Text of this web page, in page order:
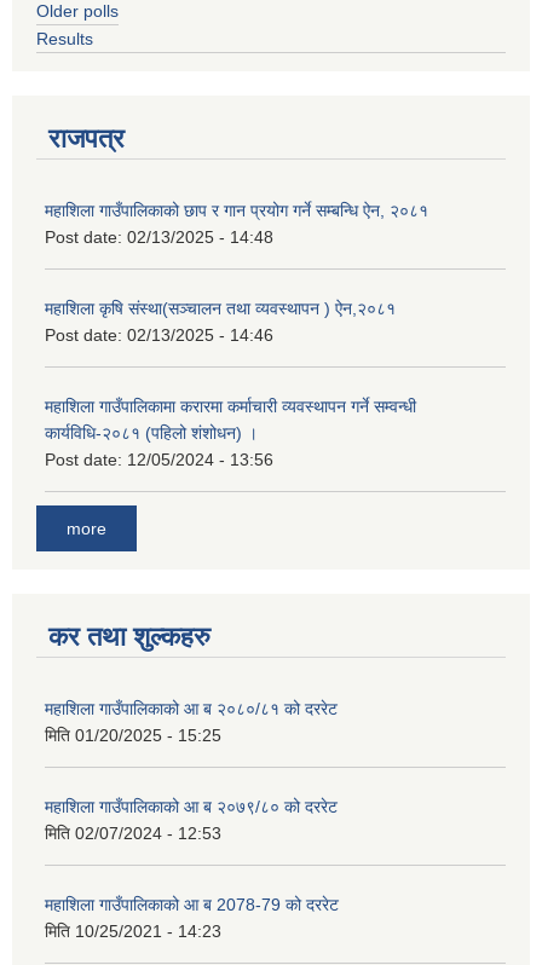
Older polls
Results
राजपत्र
महाशिला गाउँपालिकाको छाप र गान प्रयोग गर्ने सम्बन्धि ऐन, २०८१
Post date: 02/13/2025 - 14:48
महाशिला कृषि संस्था(सञ्चालन तथा व्यवस्थापन ) ऐन,२०८१
Post date: 02/13/2025 - 14:46
महाशिला गाउँपालिकामा करारमा कर्माचारी व्यवस्थापन गर्ने सम्वन्धी
कार्यविधि-२०८१ (पहिलो शंशोधन) ।
Post date: 12/05/2024 - 13:56
more
कर तथा शुल्कहरु
महाशिला गाउँपालिकाको आ ब २०८०/८१ को दररेट
मिति 01/20/2025 - 15:25
महाशिला गाउँपालिकाको आ ब २०७९/८० को दररेट
मिति 02/07/2024 - 12:53
महाशिला गाउँपालिकाको आ ब 2078-79 को दररेट
मिति 10/25/2021 - 14:23